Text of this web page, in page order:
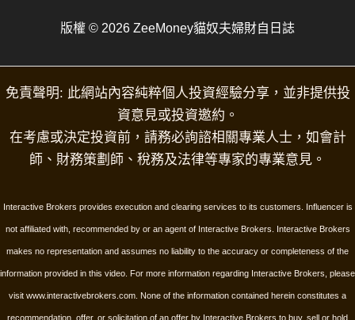
版權 © 2026 ZeeMoney貓奴夫婦財自日誌
免責聲明: 此網站內容純粹個人投資經驗分享，並非提供投
資意見或投資邀約。
在考慮或決定投資前，請務必詢諮相關專業人士，如會計
師、財務策劃師、稅務及法律等專家的專業意見。
Interactive Brokers provides execution and clearing services to its customers. Influencer is
not affiliated with, recommended by or an agent of Interactive Brokers. Interactive Brokers
makes no representation and assumes no liability to the accuracy or completeness of the
information provided in this video. For more information regarding Interactive Brokers, please
visit www.interactivebrokers.com. None of the information contained herein constitutes a
recommendation, offer, or solicitation of an offer by Interactive Brokers to buy, sell or hold